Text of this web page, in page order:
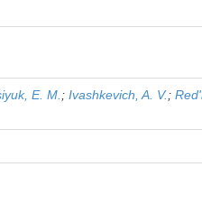
E. M. ; Ivashkevich, A. V.;